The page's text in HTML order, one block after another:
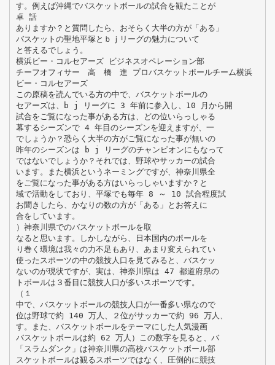
す。例えば沖縄でバスケットボールの試合を観たことが
卓 話
ありますか？と質問したら、おそらく大半の方が「ある」
バスケットの聖地平塚とｂｊリーグの魅力について
と答えるでしょう。
横浜ビー・コルセアーズ ビジネスオペレーション部
チーフオフィサー 高 橋 進 プロバスケットボールチーム横浜
ビー・コルセアーズ
この原稿を読んでいる方の中で、バスケットボールの
セアーズは、b j リーグに 3 年前に参入し、10 月から開
試合をご覧になった事がある方は、どの位いらっしゃる
幕するシーズンで 4 年目のシーズンを迎えますが、一
でしょうか？恐らく大半の方がご覧になった事が無いの
昨年のシーズンは b j リーグのチャンピオンにもなって
ではないでしょうか？それでは、野球やサッカーの試合
います。また横浜というネーミングですが、神奈川県全
をご覧になった事がある方はいらっしゃいますか？と
域で活動をしており、平塚でも毎年 8 ～ 10 試合程度試
お聞きしたら、かなりの数の方が「ある」とお答えに
合をしています。
）神奈川県でのバスケットボールを取
なると思います。しかしながら、日本国内のボールを
り巻く環境は我々の力不足もあり、あまり変えられてい
使ったスポーツの中の競技人口を見てみると、バスケッ
ないのが現状ですが、実は、神奈川県は 47 都道府県の
トボールは３番目に競技人口が多いスポーツです。
（１
中で、バスケットボールの競技人口が一番多い県なので
位は野球で約 140 万人、２位がサッカーで約 96 万人、
す。また、バスケットボールをテーマにした人気漫画
バスケットボールは約 62 万人）この数字を見ると、バ
「スラムダンク」は神奈川県の高校バスケットボール部
スケットボールは観るスポーツではなく、圧倒的に競技